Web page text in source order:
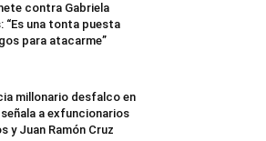
contra Gabriela
“Es una tonta puesta
para atacarme”
millonario desfalco en
señala a exfuncionarios
y Juan Ramón Cruz